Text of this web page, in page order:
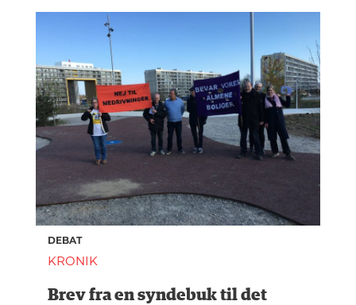
DEBAT
KRONIK
Brev fra en syndebuk til det